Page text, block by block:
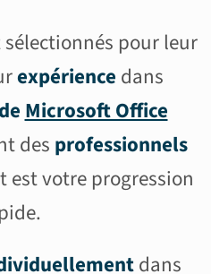
pour leur
expérience dans
Microsoft Office
des professionnels
est votre progression
dans